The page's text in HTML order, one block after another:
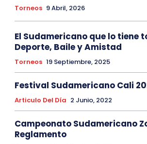
Torneos 9 Abril, 2026
El Sudamericano que lo tiene
Deporte, Baile y Amistad
Torneos 19 Septiembre, 2025
Festival Sudamericano Cali
Articulo Del Día 2 Junio, 2022
Campeonato Sudamericano
Reglamento